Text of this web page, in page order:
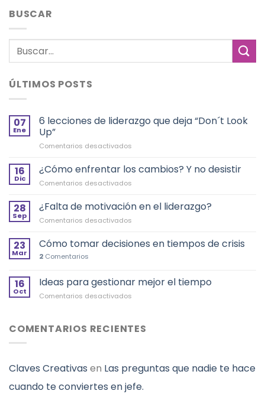
BUSCAR
ÚLTIMOS POSTS
07
Ene
6 lecciones de liderazgo que deja “Don´t Look
Up”
Comentarios desactivados
lecciones
de
deja
Up”
16
Dic
¿Cómo enfrentar los cambios? Y no desistir
Comentarios desactivados
enfrentar
los
no
28
Sep
¿Falta de motivación en el liderazgo?
Comentarios desactivados
de
motivación
liderazgo?
23
Mar
Cómo tomar decisiones en tiempos de crisis
2 Comentarios
16
Oct
Ideas para gestionar mejor el tiempo
Comentarios desactivados
gestionar
COMENTARIOS RECIENTES
Claves Creativas en Las preguntas que nadie te hace
cuando te conviertes en jefe.